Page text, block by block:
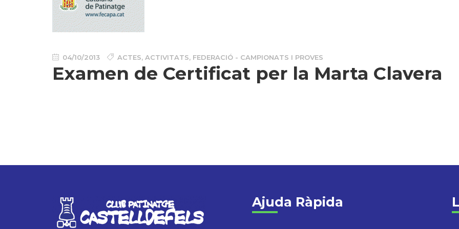
04/10/2013 ACTES, ACTIVITATS, FEDERACIÓ - CAMPIONATS I PROVES
Examen de Certificat per la Marta Clavera
Ajuda Ràpida